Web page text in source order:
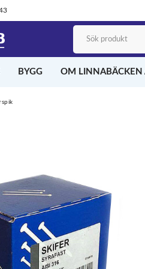
BYGG OM LINNABÄCKEN